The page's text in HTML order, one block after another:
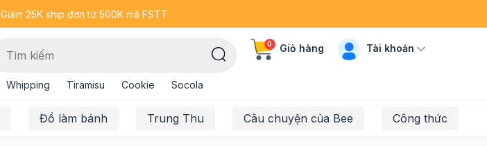
Giảm 25K ship đơn từ 500K mã FSTT
Whipping Tiramisu Cookie Socola
0 Giỏ hàng Tài khoản
Đồ làm bánh Trung Thu Câu chuyện của Bee Công thức